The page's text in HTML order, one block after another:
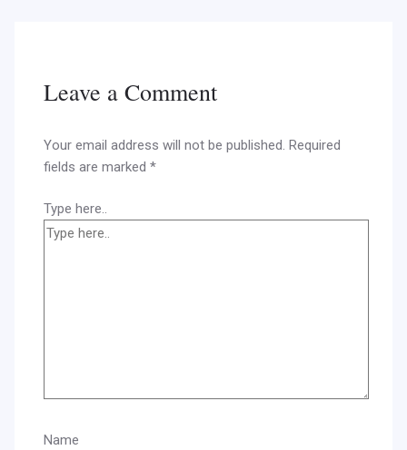
Leave a Comment
Your email address will not be published. Required
fields are marked*
Type here..
Name